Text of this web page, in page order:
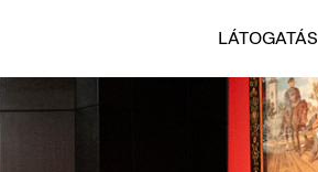
LÁTOGATÁS